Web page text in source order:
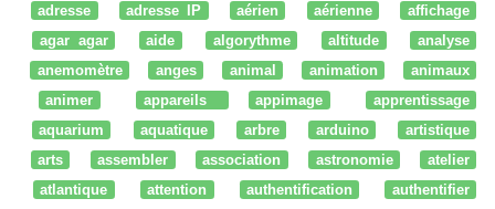
adresse
adresse IP aérien aérienne
affichage
agar agar
aide algorythme altitude
analyse
anemomètre
anges animal animation
animaux
animer
appareils appimage
apprentissage
aquarium
aquatique arbre arduino
artistique
arts
assembler association astronomie
atelier
atlantique
attention authentification
authentifier